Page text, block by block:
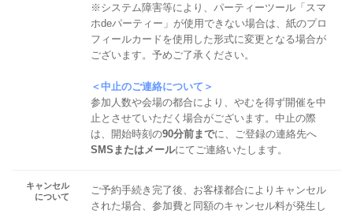
※システム障害等により、パーティーツール「スマ
ホdeパーティー」が使用できない場合は、紙のプロ
フィールカードを使用した形式に変更となる場合が
ございます。予めご了承ください。
＜中止のご連絡について＞
参加人数や会場の都合により、やむを得ず開催を中
止とさせていただく場合がございます。中止の際
は、開始時刻の90分前までに、ご登録の連絡先へ
SMSまたはメールにてご連絡いたします。
キャンセル
について
ご予約手続き完了後、お客様都合によりキャンセル
された場合、参加費と同額のキャンセル料が発生し